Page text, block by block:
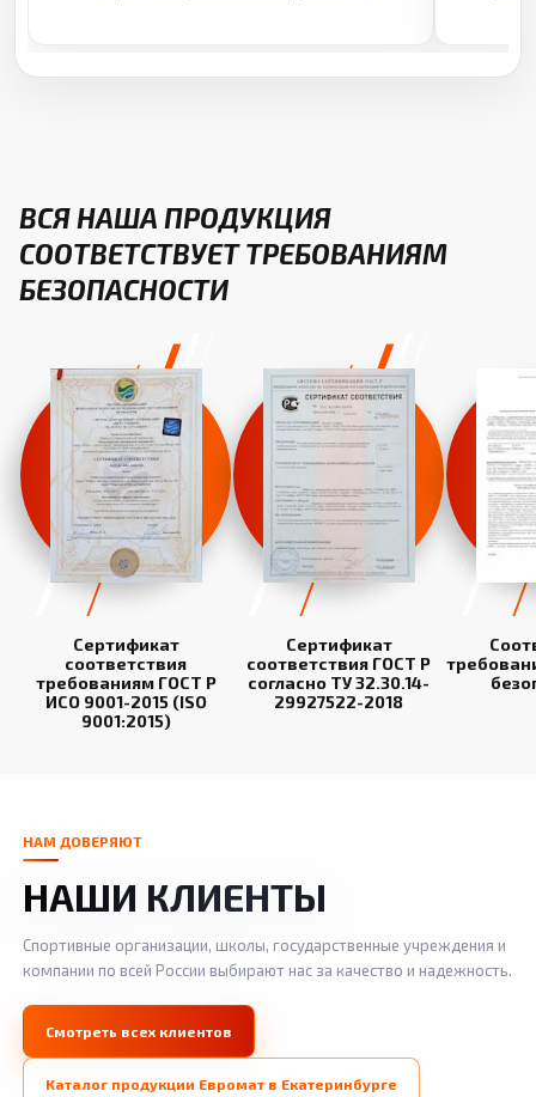
ВСЯ НАША ПРОДУКЦИЯ
СООТВЕТСТВУЕТ ТРЕБОВАНИЯМ
БЕЗОПАСНОСТИ
Сертификат
соответствия
требованиям ГОСТ Р
ИСО 9001-2015 (ISO
9001:2015)
Сертификат
соответствия ГОСТ Р
согласно ТУ 32.30.14-
29927522-2018
НАМ ДОВЕРЯЮТ
НАШИ КЛИЕНТЫ
Спортивные организации, школы, государственные учреждения и
компании по всей России выбирают нас за качество и надежность.
Смотреть всех клиентов
Каталог продукции Евромат в Екатеринбурге